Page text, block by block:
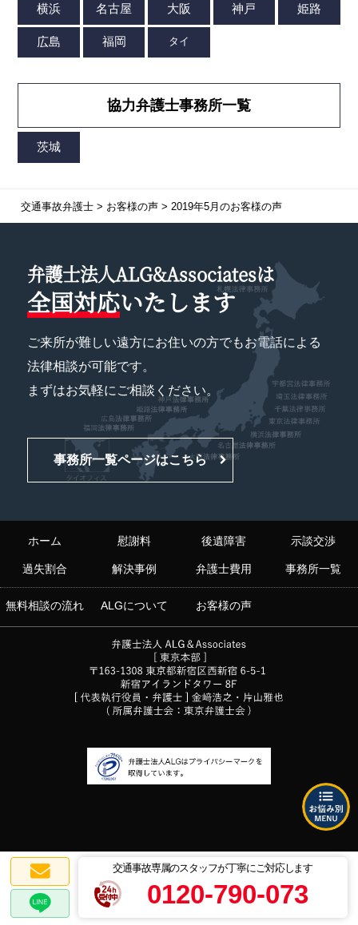
交通事故専属のスタッフが丁寧にご対応します
0120-790-073
協力弁護士事務所一覧
交通事故弁護士> お客様の声> 2019年5月のお客様の声
弁護士法人ALG&Associatesは
全国対応いたします
ご来所が難しい遠方にお住いの方でもお電話による
法律相談が可能です。
まずはお気軽にご相談ください。
事務所一覧ページはこちら
ホーム 慰謝料 後遺障害 示談交渉
過失割合 解決事例 弁護士費用 事務所一覧
無料相談の流れ ALGについて お客様の声
プライバシーポリシー
© 2018-2026